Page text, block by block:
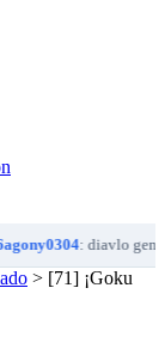
: diavlo gente
> [71] ¡Goku